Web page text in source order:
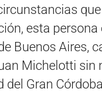
esta persona
Buenos Aires,
Michelotti sin
del Gran